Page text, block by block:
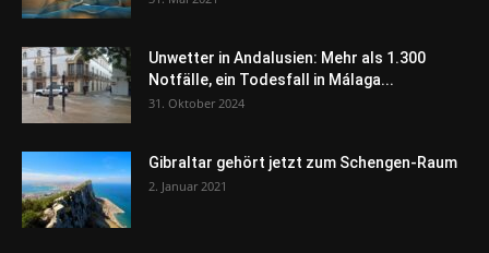
Unwetter in Andalusien: Mehr als 1.300
Notfälle, ein Todesfall in Málaga...
31. Oktober 2024
Gibraltar gehört jetzt zum Schengen-Raum
2. Januar 2021